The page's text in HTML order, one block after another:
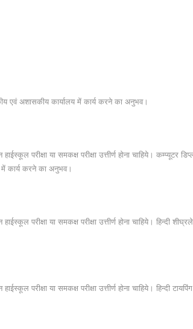
एवं अशासकीय कार्यालय में कार्य करने का अनुभव।
परीक्षा या समकक्ष परीक्षा उत्तीर्ण होना चाहिये। कम्प्यूटर
में कार्य करने का अनुभव।
परीक्षा या समकक्ष परीक्षा उत्तीर्ण होना चाहिये। हिन्दी
परीक्षा या समकक्ष परीक्षा उत्तीर्ण होना चाहिये। हिन्दी